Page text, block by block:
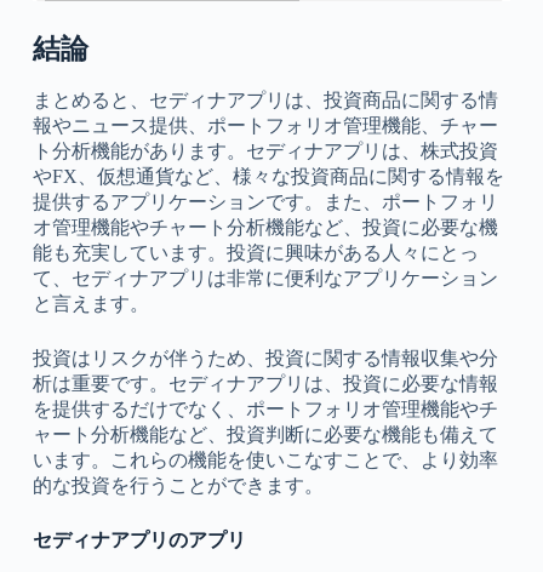
結論
まとめると、セディナアプリは、投資商品に関する情
報やニュース提供、ポートフォリオ管理機能、チャー
ト分析機能があります。セディナアプリは、株式投資
やFX、仮想通貨など、様々な投資商品に関する情報を
提供するアプリケーションです。また、ポートフォリ
オ管理機能やチャート分析機能など、投資に必要な機
能も充実しています。投資に興味がある人々にとっ
て、セディナアプリは非常に便利なアプリケーション
と言えます。
投資はリスクが伴うため、投資に関する情報収集や分
析は重要です。セディナアプリは、投資に必要な情報
を提供するだけでなく、ポートフォリオ管理機能やチ
ャート分析機能など、投資判断に必要な機能も備えて
います。これらの機能を使いこなすことで、より効率
的な投資を行うことができます。
セディナアプリのアプリ